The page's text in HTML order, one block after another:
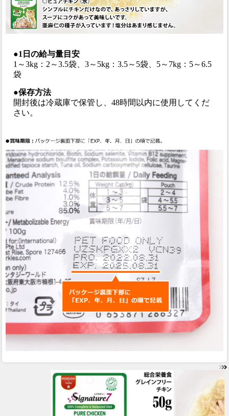
●1日の給与量目安
1～3kg：2～3.5袋、3～5kg：3.5～5袋、5～7kg：5～6.5
袋
●保存方法
開封後は冷蔵庫で保管し、48時間以内に使用してくだ
さい。